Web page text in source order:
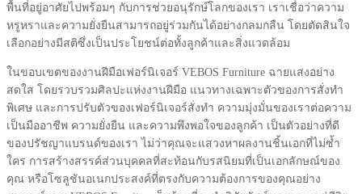
พื้นที่อยู่อาศัยไปพร้อมๆ กับการช่วยอนุรักษ์โลกของเรา เราเชื่อว่าความ
หรูหราและความยั่งยืนสามารถอยู่ร่วมกันได้อย่างกลมกลืน โดยตัดสินใจ
เลือกอย่างมีสติซึ่งเป็นประโยชน์ต่อทั้งลูกค้าและสิ่งแวดล้อม
ในขอบเขตของงานฝีมือเฟอร์นิเจอร์ VEBOS Furniture ฉายแสงอย่าง
สดใส โดยรวบรวมศิลปะแห่งงานฝีมือ แนวทางเฉพาะตัวของการสั่งทำ
พิเศษ และการปรับตัวของเฟอร์นิเจอร์สั่งทำ ความมุ่งมั่นของเราต่อความ
เป็นมืออาชีพ ความยั่งยืน และความพึงพอใจของลูกค้า เป็นตัวอย่างที่ดี
ของปรัชญาแบรนด์ของเรา ไม่ว่าคุณจะแสวงหาผลงานชิ้นเอกที่ไม่ซ้ำ
ใคร การสร้างสรรค์ส่วนบุคคลที่สะท้อนกับรสนิยมที่เป็นเอกลักษณ์ของ
คุณ หรือโซลูชันอเนกประสงค์ที่ตรงกับความต้องการของคุณอย่าง